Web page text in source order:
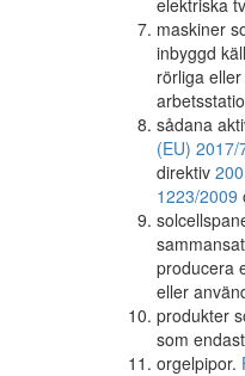
elektriska
maskiner
inbyggd
rörliga
sådana
(EU)
direktiv
1223/2009
producera
eller
produkter
som
orgelpipor.